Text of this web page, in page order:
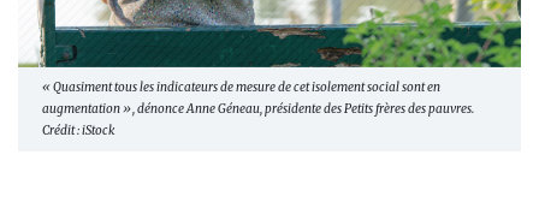
« Quasiment tous les indicateurs de mesure de cet isolement social sont en
augmentation », dénonce Anne Géneau, présidente des Petits frères des pauvres.
Crédit : iStock